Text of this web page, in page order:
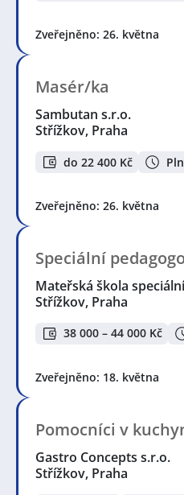
Zveřejněno: 26. května
Masér/ka
Sambutan s.r.o.
Střížkov, Praha
do 22 400 Kč
Zveřejněno: 26. května
Speciální
Mateřská škola
Střížkov, Praha
38 000 – 44 000 Kč
Zveřejněno: 18. května
Pomocníci v
Gastro Concepts s.r.o.
Střížkov, Praha